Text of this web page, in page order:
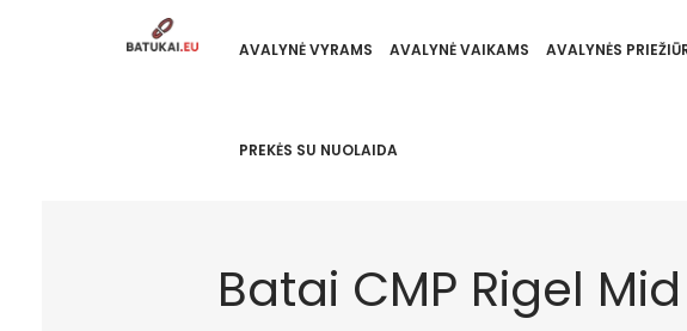
AVALYNĖ VYRAMS AVALYNĖ VAIKAMS AVALYNĖS
PREKĖS SU NUOLAIDA
Batai CMP Rigel